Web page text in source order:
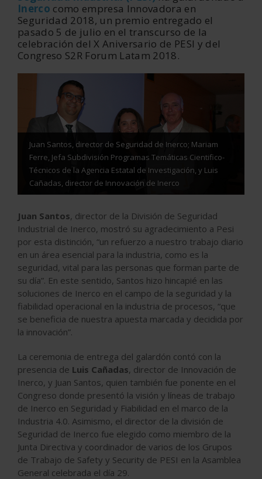
Inerco como empresa Innovadora en
Seguridad 2018, un premio entregado el
pasado 5 de julio en el transcurso de la
celebración del X Aniversario de PESI y del
Congreso S2R Forum Latam 2018.
Juan Santos, director de Seguridad de Inerco; Mariam
Ferre, Jefa Subdivisión Programas Temáticas Cientifico-
Técnicos de la Agencia Estatal de Investigación, y Luis
Cañadas, director de Innovación de Inerco
Juan Santos, director de la División de Seguridad
Industrial de Inerco, mostró su agradecimiento a Pesi
por esta distinción, “un refuerzo a nuestro trabajo diario
en un área esencial para la industria, como es la
seguridad, vital para las personas que forman parte de
su día”. En este sentido, Santos hizo hincapié en las
soluciones de Inerco en el campo de la seguridad y la
fiabilidad operacional en la industria de procesos, “que
se beneficia de nuestra apuesta marcada y decidida por
la innovación”.
La ceremonia de entrega del galardón contó con la
presencia de Luis Cañadas, director de Innovación de
Inerco, y Juan Santos, quien también fue ponente en el
Congreso donde presentó la visión y líneas de trabajo
de Inerco en Seguridad y Fiabilidad en el marco de la
Industria 4.0. Asimismo, el director de la división de
Seguridad de Inerco fue elegido como miembro de la
Junta Directiva y coordinador de varios de los Grupos
de Trabajo de Safety y Security de PESI en la Asamblea
General celebrada el día 29.